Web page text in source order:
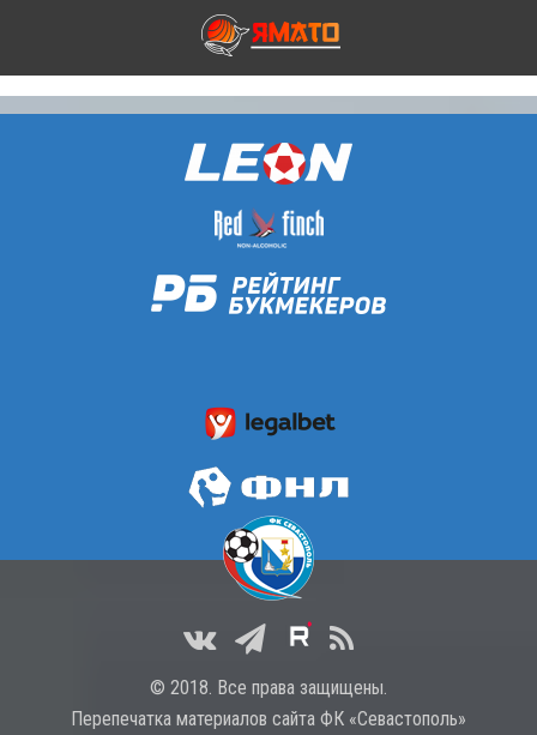
© 2018. Все права защищены.
Перепечатка материалов сайта ФК «Севастополь»